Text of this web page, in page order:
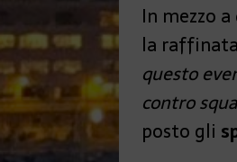
In mezzo
la
questo
contro
posto gli